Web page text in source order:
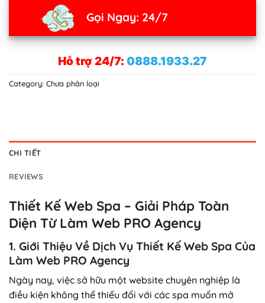
Gọi Ngay: 24/7
Hỗ trợ 24/7: 0888.1933.27
Category: Chưa phân loại
CHI TIẾT
REVIEWS
Thiết Kế Web Spa – Giải Pháp Toàn
Diện Từ Làm Web PRO Agency
1. Giới Thiệu Về Dịch Vụ Thiết Kế Web Spa Của
Làm Web PRO Agency
Ngày nay, việc sở hữu một website chuyên nghiệp là
điều kiện không thể thiếu đối với các spa muốn mở